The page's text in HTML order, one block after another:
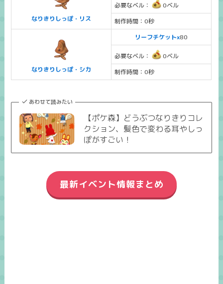
なりきりしっぽ・リス
必要なベル：
0ベル
制作時間：0秒
なりきりしっぽ・シカ
リーフチケットx80
必要なベル：
0ベル
制作時間：0秒
あわせて読みたい
【ポケ森】どうぶつなりきりコレ
クション、髪色で変わる耳やしっ
ぽがすごい！
最新イベント情報まとめ